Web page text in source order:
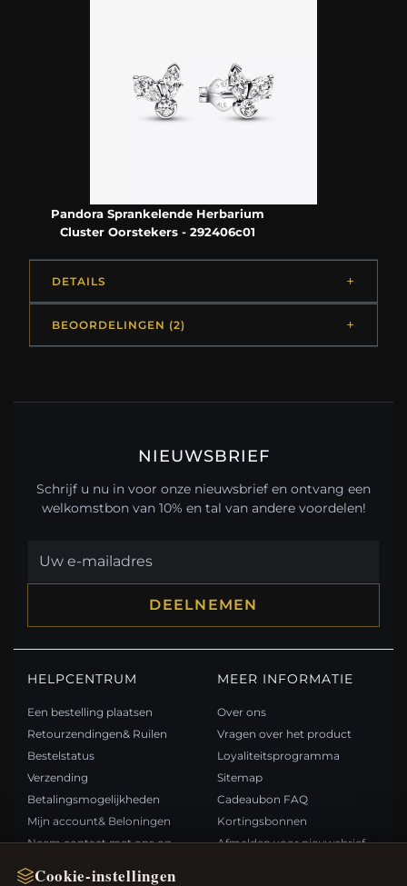
Cookie-instellingen
Pandora Sprankelende Herbarium
Cluster Oorstekers - 292406c01
DETAILS
BEOORDELINGEN (2)
NIEUWSBRIEF
Schrijf u nu in voor onze nieuwsbrief en ontvang een
welkomstbon van 10% en tal van andere voordelen!
DEELNEMEN
HELPCENTRUM
Een bestelling plaatsen
Retourzendingen& Ruilen
Bestelstatus
Verzending
Betalingsmogelijkheden
Mijn account& Beloningen
Neem contact met ons op
MEER INFORMATIE
Over ons
Vragen over het product
Loyaliteitsprogramma
Sitemap
Cadeaubon FAQ
Kortingsbonnen
Afmelden voor nieuwsbrief